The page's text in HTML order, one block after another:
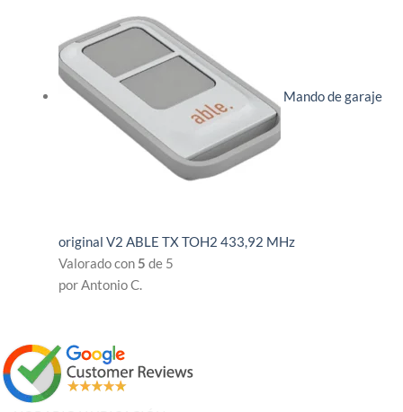
Mando de garaje
original V2 ABLE TX TOH2 433,92 MHz
Valorado con5 de 5
por Antonio C.